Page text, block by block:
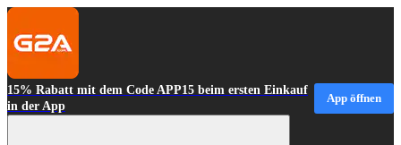
15% Rabatt mit dem Code APP15 beim ersten Einkauf
in der App
App öffnen